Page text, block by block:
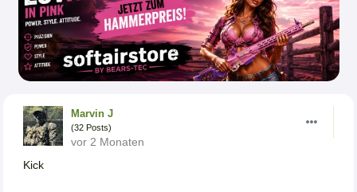
Marvin J
(32 Posts)
vor 2 Monaten
Kick